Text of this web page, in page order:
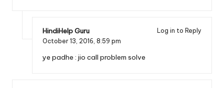
HindiHelp Guru
Log in to Reply
October 13, 2016, 8:59 pm
ye padhe : jio call problem solve